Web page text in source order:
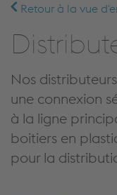
Retour à la vue
Nos
une connexion
à la ligne
boitiers en
pour la